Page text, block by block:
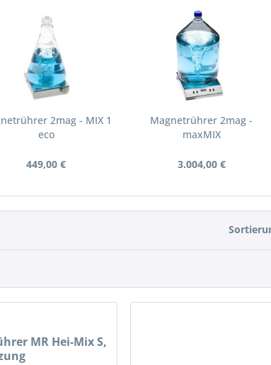
2mag - MIX 1
eco
449,00 €
Magnetrührer 2mag -
maxMIX
3.004,00 €
MR Hei-Mix S,